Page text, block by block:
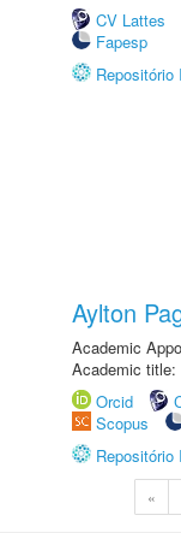
CV Lattes
Fapesp
Aylton
Academic
Academic title:
Orcid
Scopus
«